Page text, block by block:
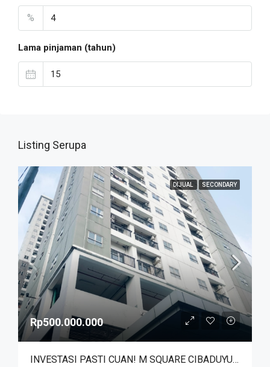
%
Lama pinjaman (tahun)
Listing Serupa
DIJUAL SECONDARY
Rp500.000.000
INVESTASI PASTI CUAN! M SQUARE CIBADUYUT DEKAT MEKARWANGI